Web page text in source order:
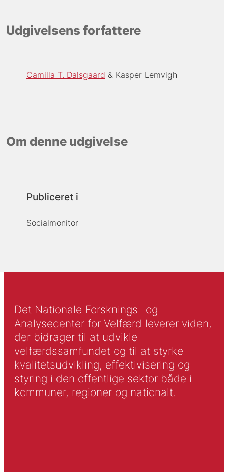
Udgivelsens forfattere
Camilla T. Dalsgaard Kasper Lemvigh
Om denne udgivelse
Publiceret i
Socialmonitor
Det Nationale Forsknings- og
Analysecenter for Velfærd leverer viden,
der bidrager til at udvikle
velfærdssamfundet og til at styrke
kvalitetsudvikling, effektivisering og
styring i den offentlige sektor både i
kommuner, regioner og nationalt.